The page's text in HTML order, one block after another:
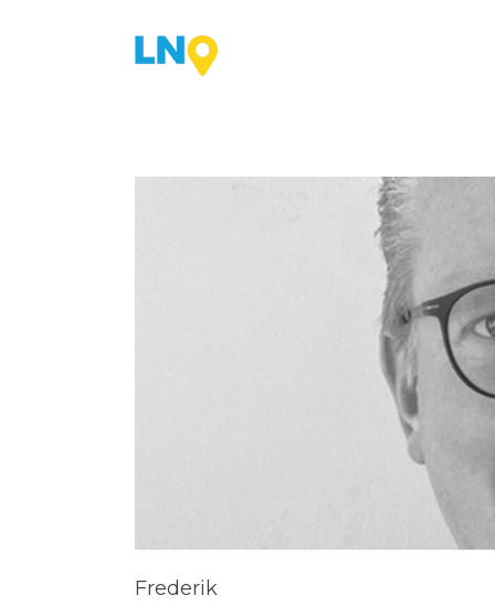
Frederik